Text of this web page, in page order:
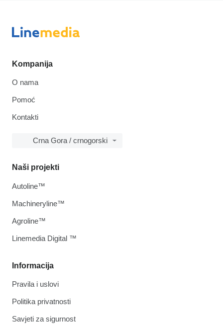
Kompanija
O nama
Pomoć
Kontakti
Crna Gora / crnogorski
Informacija
Pravila i uslovi
Politika privatnosti
Savjeti za sigurnost
Naši projekti
Autoline™
Machineryline™
Agroline™
Linemedia Digital ™